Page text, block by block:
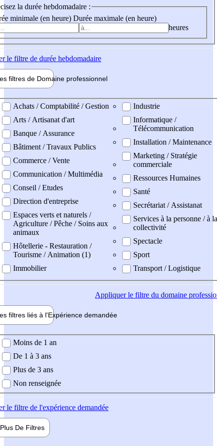
la durée hebdomadaire :
minimale (en heure) Durée maximale (en heure)
heures
le filtre de durée hebdomadaire
filtres de Domaine professionnel
professionel
Achats / Comptabilité / Gestion
Arts / Artisanat d'art
Banque / Assurance
Bâtiment / Travaux Publics
Commerce / Vente
Communication / Multimédia
Conseil / Etudes
Direction d'entreprise
Espaces verts et naturels /
Agriculture / Pêche / Soins aux
animaux
Hôtellerie - Restauration /
Tourisme / Animation (1)
Immobilier
Industrie
Informatique /
Télécommunication
Installation / Maintenance
Marketing / Stratégie
commerciale
Ressources Humaines
Santé
Secrétariat / Assistanat
Services à la personne / à la
collectivité
Spectacle
Sport
Transport / Logistique
Appliquerle filtre du domaine
filtres liés à l'Expérience demandée
demandée
Moins de 1 an
De 1 à 3 ans
Plus de 3 ans
Non renseignée
le filtre de l'expérience demandée
Plus De Filtres